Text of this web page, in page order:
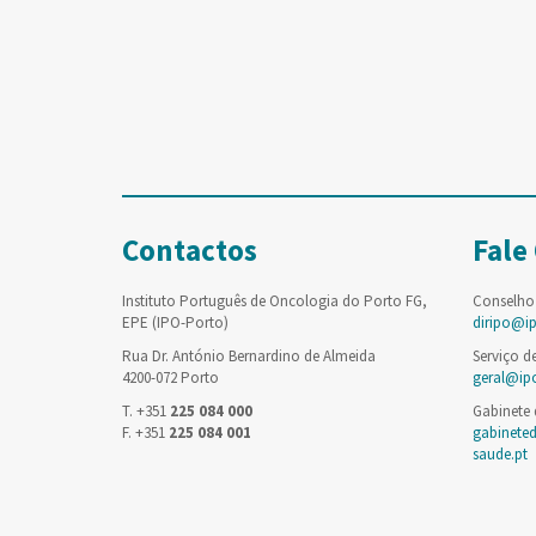
Contactos
Instituto Português de Oncologia do Porto FG,
EPE (IPO-Porto)
Rua Dr. António Bernardino de Almeida
4200-072 Porto
T. +351 225 084 000
F. +351 225 084 001
Serviço
saude.pt